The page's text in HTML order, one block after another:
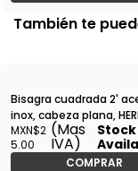
También te
Bisagra cuadrada 2'
inox, cabeza plana,
BC-204P / 43225
MXN$2
5.00
(Mas
IVA)
Stock
COMPRAR